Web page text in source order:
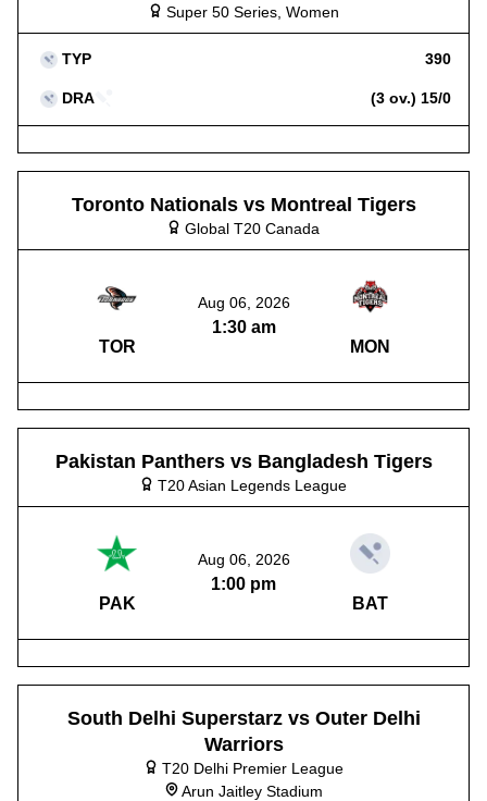
বাংলাদেশ প্রিমিয়ার লীগ (BPL)
দ্য হানড্রেড
Super 50 Series, Women
TYP 390
DRA (3 ov.) 15/0
Toronto Nationals vs Montreal Tigers
Global T20 Canada
TOR
Aug 06, 2026
1:30 am
MON
Pakistan Panthers vs Bangladesh Tigers
T20 Asian Legends League
PAK
Aug 06, 2026
1:00 pm
BAT
South Delhi Superstarz vs Outer Delhi
Warriors
T20 Delhi Premier League
Arun Jaitley Stadium